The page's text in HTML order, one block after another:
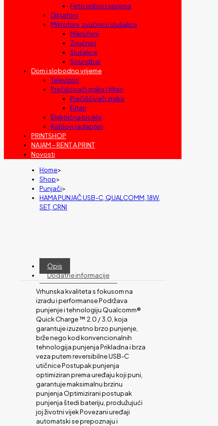
Foto pribor i oprema
Diktafoni
Mikrofoni, zvučnici i slušalice
Mikrofoni
Zvučnici
Slušalice
Soundbar
Dom i slobodno vrijeme
Televizori
Prečišćivači zraka i filteri
Prečišćivači zraka
Filteri
Električna bicikla
Kablovi i adapteri
PRINTSHOP
NAJAM – RENT A PRINT
Novosti
Home>
Shop>
Punjači>
HAMA PUNJAČ USB-C, QUALCOMM, 18W,
SET, CRNI
Opis
Dodatne informacije
Vrhunska kvaliteta s fokusom na
izradu i performanse Podržava
punjenje i tehnologiju Qualcomm®
Quick Charge ™ 2.0 / 3.0, koja
garantuje izuzetno brzo punjenje,
brže nego kod konvencionalnih
tehnologija punjenja Prikladna i brza
veza putem reversibilne USB-C
utičnice Postupak punjenja
optimiziran prema uređaju koji puni,
garantuje maksimalnu brzinu
punjenja Optimizirani postupak
punjenja štedi bateriju, produžujući
joj životni vijek Povezani uređaji
automatski se prepoznaju i